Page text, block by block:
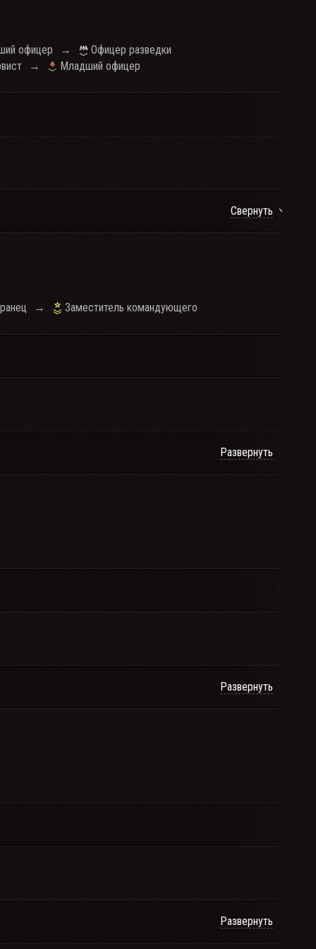
офицер →
Офицер разведки
→ Младший офицер
Свернуть
→ Заместитель командующего
Развернуть
Развернуть
Развернуть